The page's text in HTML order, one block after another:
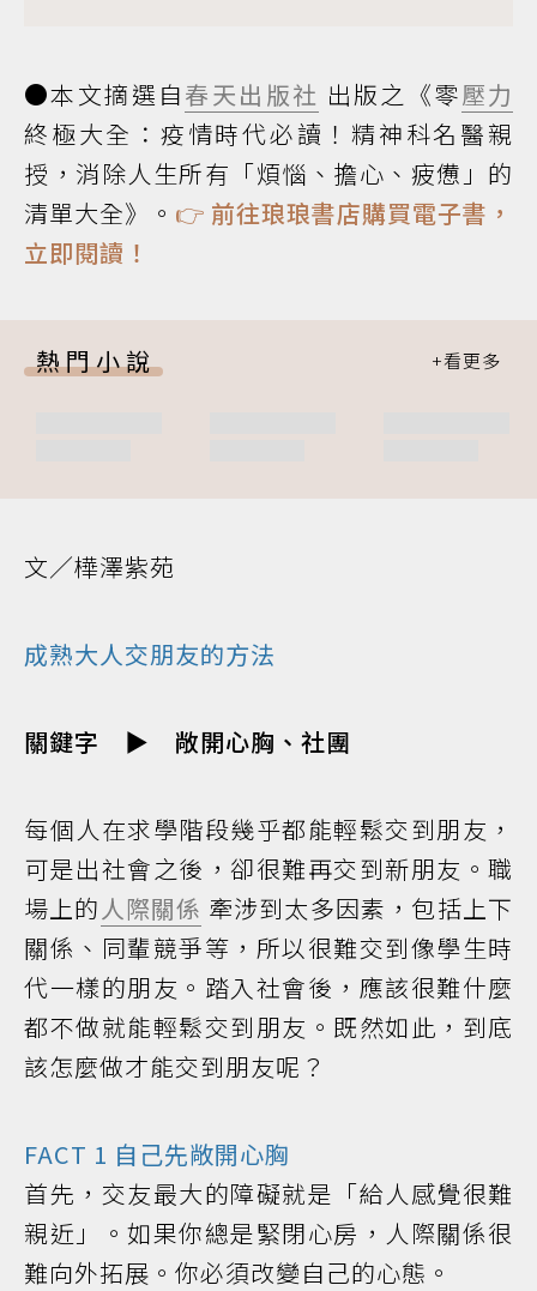
●本文摘選自春天出版社 出版之《零壓力
終極大全：疫情時代必讀！精神科名醫親
授，消除人生所有「煩惱、擔心、疲憊」的
清單大全》。 👉 前往琅琅書店購買電子書，
立即閱讀！
熱門小說
文／樺澤紫苑
成熟大人交朋友的方法
關鍵字 ▶ 敞開心胸、社團
每個人在求學階段幾乎都能輕鬆交到朋友，
可是出社會之後，卻很難再交到新朋友。職
場上的人際關係 牽涉到太多因素，包括上下
關係、同輩競爭等，所以很難交到像學生時
代一樣的朋友。踏入社會後，應該很難什麼
都不做就能輕鬆交到朋友。既然如此，到底
該怎麼做才能交到朋友呢？
FACT 1 自己先敞開心胸
首先，交友最大的障礙就是「給人感覺很難
親近」。如果你總是緊閉心房，人際關係很
難向外拓展。你必須改變自己的心態。